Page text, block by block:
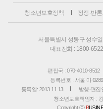
청소년보호정책 정정·반
서울특별시 성동구 성수
대표전화 : 1800-6522
편집국 : 070-4010-8512
등록번호 : 서울 아
등록일: 2013.11.13
발행·편집
청소년보호책임자 :
Copyright ⓒ B